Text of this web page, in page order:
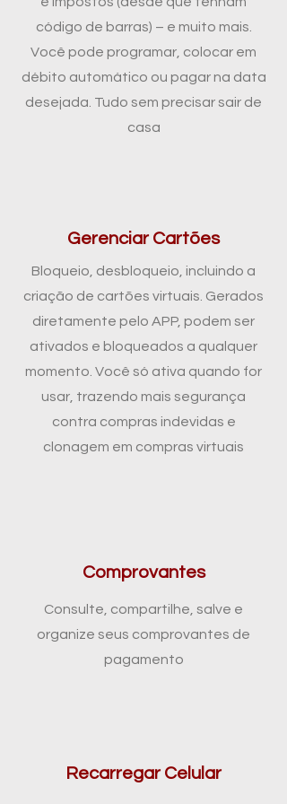
código de barras) – e muito mais.
Você pode programar, colocar em
débito automático ou pagar na data
desejada. Tudo sem precisar sair de
casa
Gerenciar Cartões
Bloqueio, desbloqueio, incluindo a
criação de cartões virtuais. Gerados
diretamente pelo APP, podem ser
ativados e bloqueados a qualquer
momento. Você só ativa quando for
usar, trazendo mais segurança
contra compras indevidas e
clonagem em compras virtuais
Comprovantes
Consulte, compartilhe, salve e
organize seus comprovantes de
pagamento
Recarregar Celular